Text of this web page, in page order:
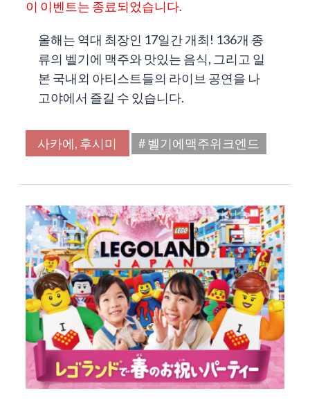
이 이벤트는 종료되었습니다.
올해는 역대 최장인 17일간 개최! 136개 종
류의 벨기에 맥주와 맛있는 음식, 그리고 일
본 국내외 아티스트들의 라이브 공연을 나
고야에서 즐길 수 있습니다.
사카에, 후시미 # 벨기에맥주위크엔드